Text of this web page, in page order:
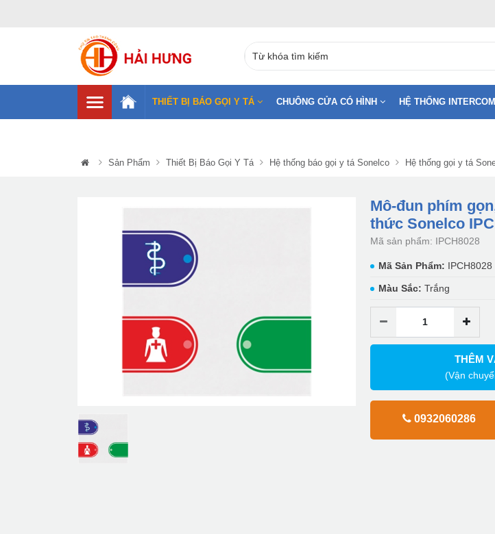
THIẾT BỊ BÁO GỌI Y TÁ CHUÔNG CỬA CÓ HÌNH HỆ THỐNG INTERCOM
Sản Phẩm Thiết Bị Báo Gọi Y Tá Hệ thống báo gọi y tá Sonelco Hệ thống gọi y tá
Mô-đun phím
thức Sonelco
Mã sản phẩm: IPCH8028
Mã Sản Phẩm: IPCH8028
Màu Sắc: Trắng
THÊM
(Vận
0932060286